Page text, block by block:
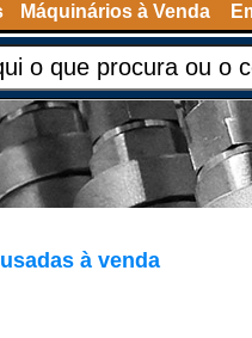
Máquinários à Venda
à venda